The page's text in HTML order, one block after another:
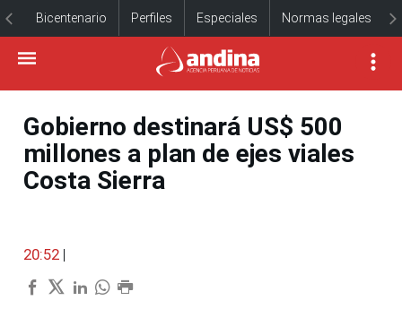
Bicentenario Perfiles Especiales Normas legales
Gobierno destinará US$ 500
millones a plan de ejes viales
Costa Sierra
20:52 |